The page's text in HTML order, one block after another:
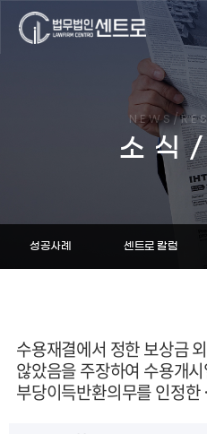
NEWS/
소식
성공사례 센트로 칼럼
수용재결에서 정한 보상금
않았음을 주장하여 수용개
부당이득반환의무를 인정